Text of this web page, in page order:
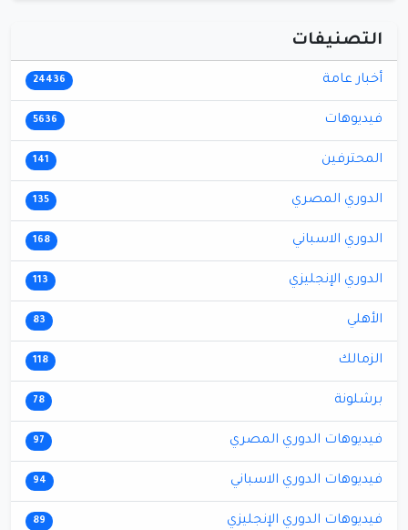
التصنيفات
أخبار عامة 24436
فيديوهات 5636
المحترفين 141
الدوري المصري 135
الدوري الاسباني 168
الدوري الإنجليزي 113
الأهلي 83
الزمالك 118
برشلونة 78
فيديوهات الدوري المصري 97
فيديوهات الدوري الاسباني 94
فيديوهات الدوري الإنجليزي 89